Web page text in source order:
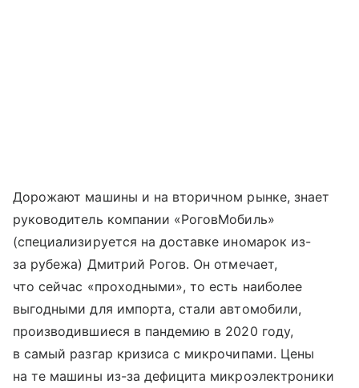
Дорожают машины и на вторичном рынке, знает
руководитель компании «РоговМобиль»
(специализируется на доставке иномарок из-
за рубежа) Дмитрий Рогов. Он отмечает,
что сейчас «проходными», то есть наиболее
выгодными для импорта, стали автомобили,
производившиеся в пандемию в 2020 году,
в самый разгар кризиса с микрочипами. Цены
на те машины из-за дефицита микроэлектроники